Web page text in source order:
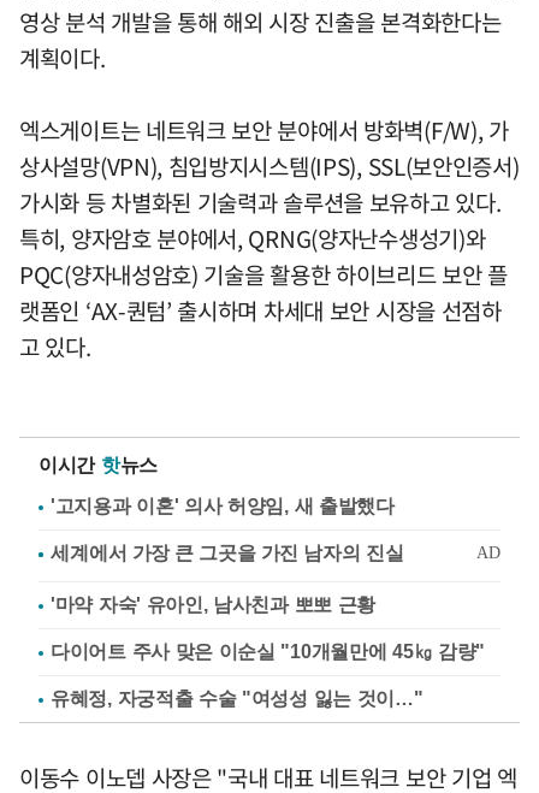
영상 분석 개발을 통해 해외 시장 진출을 본격화한다는
계획이다.
엑스게이트는 네트워크 보안 분야에서 방화벽(F/W), 가
상사설망(VPN), 침입방지시스템(IPS), SSL(보안인증서)
가시화 등 차별화된 기술력과 솔루션을 보유하고 있다.
특히, 양자암호 분야에서, QRNG(양자난수생성기)와
PQC(양자내성암호) 기술을 활용한 하이브리드 보안 플
랫폼인 ‘AX-퀀텀’ 출시하며 차세대 보안 시장을 선점하
고 있다.
이시간 핫뉴스
'고지용과 이혼' 의사 허양임, 새 출발했다
'마약 자숙' 유아인, 남사친과 뽀뽀 근황
다이어트 주사 맞은 이순실 "10개월만에 45㎏ 감량"
유혜정, 자궁적출 수술 "여성성 잃는 것이…"
이동수 이노뎁 사장은 "국내 대표 네트워크 보안 기업 엑